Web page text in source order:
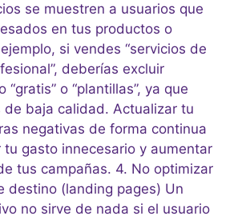
se muestren a usuarios que
en tus productos o
si vendes “servicios de
deberías excluir
“gratis” o “plantillas”, ya que
de baja calidad. Actualizar tu
negativas de forma continua
tu gasto innecesario y aumentar
tus campañas. 4. No optimizar
destino (landing pages) Un
no sirve de nada si el usuario